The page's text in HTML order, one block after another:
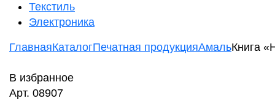
Текстиль
Электроника
ГлавнаяКаталогПечатная продукцияАмальКнига
В избранное
Арт. 08907